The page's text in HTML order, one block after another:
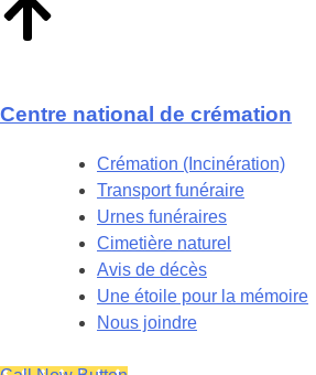
Centre national de crémation
Crémation (Incinération)
Transport funéraire
Urnes funéraires
Cimetière naturel
Avis de décès
Une étoile pour la mémoire
Nous joindre